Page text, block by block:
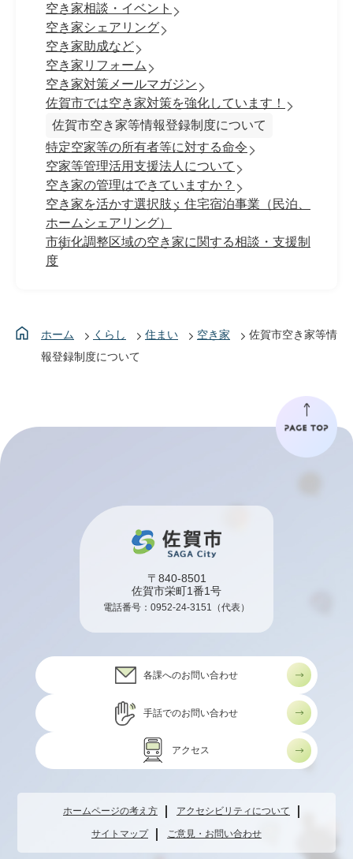
空き家相談・イベント
空き家シェアリング
空き家助成など
空き家リフォーム
空き家対策メールマガジン
佐賀市では空き家対策を強化しています！
佐賀市空き家等情報登録制度について
特定空家等の所有者等に対する命令
空家等管理活用支援法人について
空き家の管理はできていますか？
空き家を活かす選択肢：住宅宿泊事業（民泊、
ホームシェアリング）
市街化調整区域の空き家に関する相談・支援制
度
ホーム くらし 住まい 空き家
佐賀市空き家等情
報登録制度について
〒840-8501
佐賀市栄町1番1号
電話番号： 0952-24-3151 （代表）
各課へのお問い合わせ
手話でのお問い合わせ
アクセス
ホームページの考え方 アクセシビリティについて
サイトマップ ご意見・お問い合わせ